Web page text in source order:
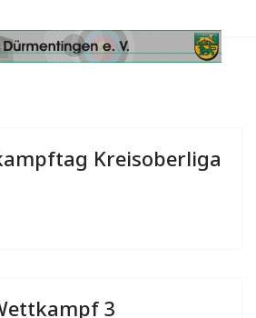
Kreisoberliga
3